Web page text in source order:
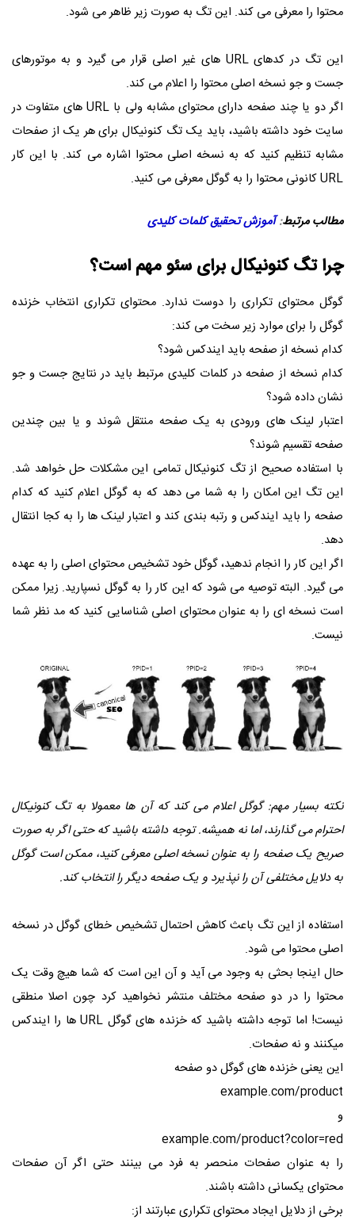
محتوا را معرفی می کند. این تگ به صورت زیر ظاهر می شود.
این تگ در کدهای URL های غیر اصلی قرار می گیرد و به موتورهای
جست و جو نسخه اصلی محتوا را اعلام می کند.
اگر دو یا چند صفحه دارای محتوای مشابه ولی با URL های متفاوت در
سایت خود داشته باشید، باید یک تگ کنونیکال برای هر یک از صفحات
مشابه تنظیم کنید که به نسخه اصلی محتوا اشاره می کند. با این کار
URL کانونی محتوا را به گوگل معرفی می کنید.
مطالب مرتبط:آموزش تحقیق کلمات کلیدی
چرا تگ کنونیکال برای سئو مهم است؟
گوگل محتوای تکراری را دوست ندارد. محتوای تکراری انتخاب خزنده
گوگل را برای موارد زیر سخت می کند:
کدام نسخه از صفحه باید ایندکس شود؟
کدام نسخه از صفحه در کلمات کلیدی مرتبط باید در نتایج جست و جو
نشان داده شود؟
اعتبار لینک های ورودی به یک صفحه منتقل شوند و یا بین چندین
صفحه تقسیم شوند؟
با استفاده صحیح از تگ کنونیکال تمامی این مشکلات حل خواهد شد.
این تگ این امکان را به شما می دهد که به گوگل اعلام کنید که کدام
صفحه را باید ایندکس و رتبه بندی کند و اعتبار لینک ها را به کجا انتقال
دهد.
اگر این کار را انجام ندهید، گوگل خود تشخیص محتوای اصلی را به عهده
می گیرد. البته توصیه می شود که این کار را به گوگل نسپارید. زیرا ممکن
است نسخه ای را به عنوان محتوای اصلی شناسایی کنید که مد نظر شما
نیست.
نکته بسیار مهم: گوگل اعلام می کند که آن ها معمولا به تگ کنونیکال
احترام می گذارند، اما نه همیشه. توجه داشته باشید که حتی اگر به صورت
صریح یک صفحه را به عنوان نسخه اصلی معرفی کنید، ممکن است گوگل
به دلایل مختلفی آن را نپذیرد و یک صفحه دیگر را انتخاب کند.
استفاده از این تگ باعث کاهش احتمال تشخیص خطای گوگل در نسخه
اصلی محتوا می شود.
حال اینجا بحثی به وجود می آید و آن این است که شما هیچ وقت یک
محتوا را در دو صفحه مختلف منتشر نخواهید کرد چون اصلا منطقی
نیست! اما توجه داشته باشید که خزنده های گوگل URL ها را ایندکس
میکنند و نه صفحات.
این یعنی خزنده های گوگل دو صفحه
example.com/product
و
example.com/product?color=red
را به عنوان صفحات منحصر به فرد می بینند حتی اگر آن صفحات
محتوای یکسانی داشته باشند.
برخی از دلایل ایجاد محتوای تکراری عبارتند از: